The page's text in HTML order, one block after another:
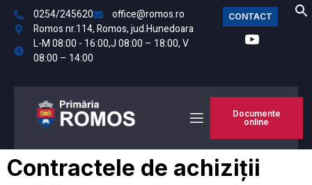
0254/245620
office@romos.ro
Romos nr.114, Romos, jud.Hunedoara
L-M 08:00 - 16:00,J 08:00 – 18:00, V
08:00 – 14:00
CONTACT
Documente
online
Contractele de achiziții